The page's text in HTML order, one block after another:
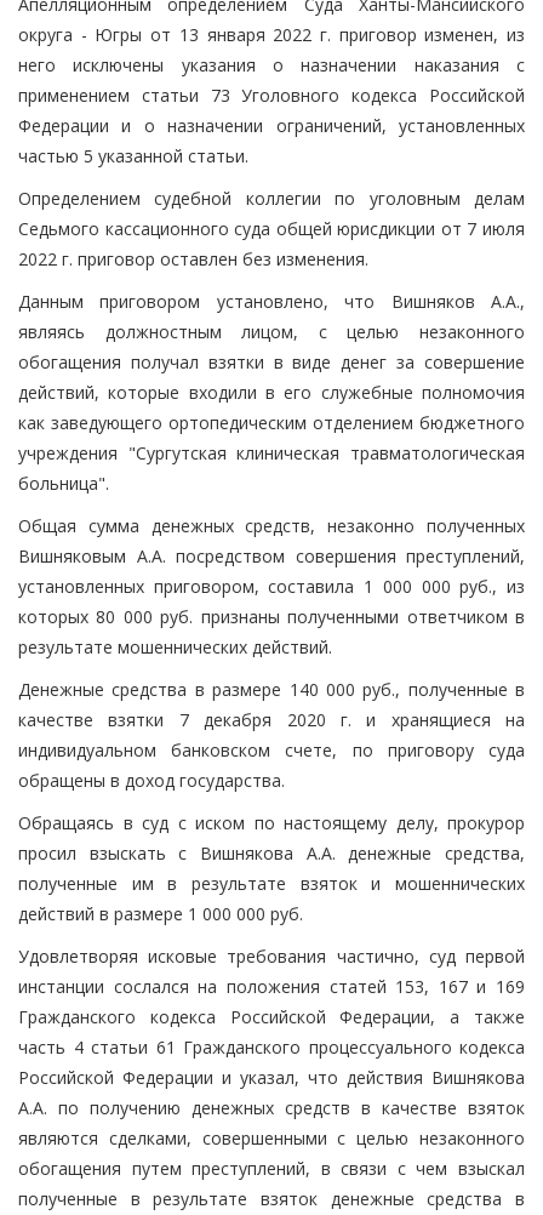
округа - Югры от 13 января 2022 г. приговор изменен, из
него исключены указания о назначении наказания с
применением статьи 73 Уголовного кодекса Российской
Федерации и о назначении ограничений, установленных
частью 5 указанной статьи.
Определением судебной коллегии по уголовным делам
Седьмого кассационного суда общей юрисдикции от 7 июля
2022 г. приговор оставлен без изменения.
Данным приговором установлено, что Вишняков А.А.,
являясь должностным лицом, с целью незаконного
обогащения получал взятки в виде денег за совершение
действий, которые входили в его служебные полномочия
как заведующего ортопедическим отделением бюджетного
учреждения "Сургутская клиническая травматологическая
больница".
Общая сумма денежных средств, незаконно полученных
Вишняковым А.А. посредством совершения преступлений,
установленных приговором, составила 1 000 000 руб., из
которых 80 000 руб. признаны полученными ответчиком в
результате мошеннических действий.
Денежные средства в размере 140 000 руб., полученные в
качестве взятки 7 декабря 2020 г. и хранящиеся на
индивидуальном банковском счете, по приговору суда
обращены в доход государства.
Обращаясь в суд с иском по настоящему делу, прокурор
просил взыскать с Вишнякова А.А. денежные средства,
полученные им в результате взяток и мошеннических
действий в размере 1 000 000 руб.
Удовлетворяя исковые требования частично, суд первой
инстанции сослался на положения статей 153, 167 и 169
Гражданского кодекса Российской Федерации, а также
часть 4 статьи 61 Гражданского процессуального кодекса
Российской Федерации и указал, что действия Вишнякова
А.А. по получению денежных средств в качестве взяток
являются сделками, совершенными с целью незаконного
обогащения путем преступлений, в связи с чем взыскал
полученные в результате взяток денежные средства в